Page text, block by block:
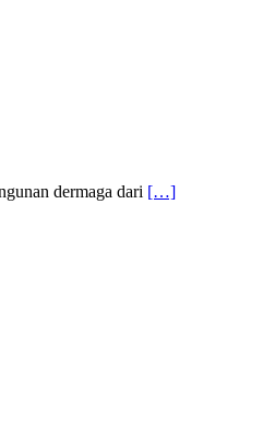
dermaga dari […]